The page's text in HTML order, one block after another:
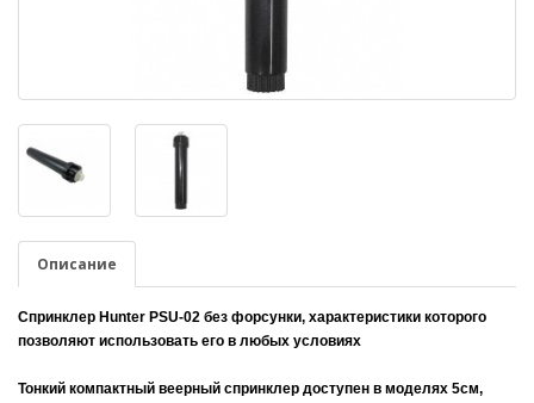
Описание
Спринклер Hunter PSU-02 без форсунки, характеристики которого
позволяют использовать его в любых условиях
Тонкий компактный веерный спринклер доступен в моделях 5см,